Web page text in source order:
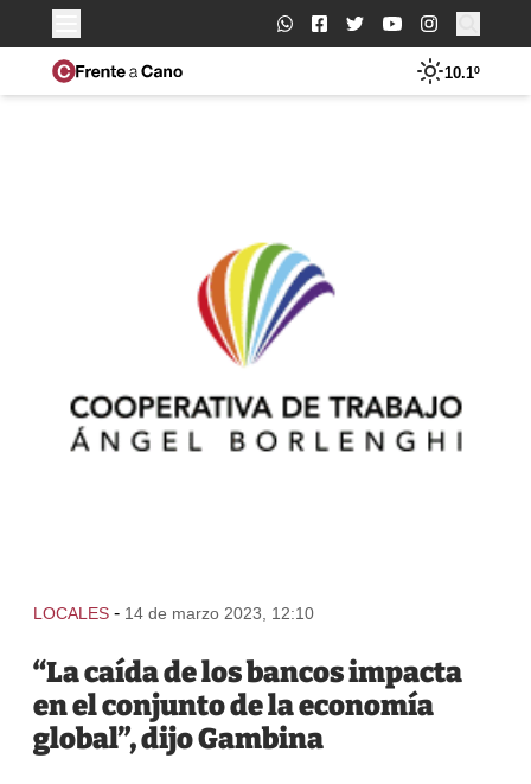
Buscar:
10.1º
LOCALES - 14 de marzo 2023, 12:10
“La caída de los bancos impacta
en el conjunto de la economía
global”, dijo Gambina